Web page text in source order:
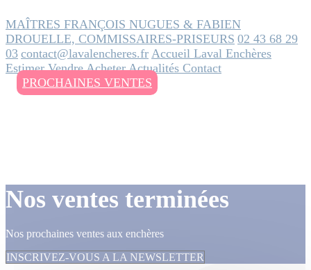
MAÎTRES FRANÇOIS NUGUES & FABIEN
DROUELLE, COMMISSAIRES-PRISEURS 02 43 68 29
03 contact@lavalencheres.fr Accueil Laval Enchères
EstimerVendreAcheterActualités Contact
PROCHAINES VENTES
Nos ventes terminées
Nos prochaines ventes aux enchères
INSCRIVEZ-VOUS A LA NEWSLETTER